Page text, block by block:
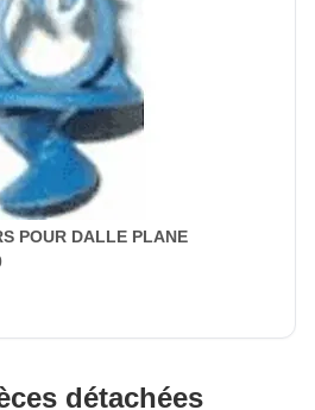
POUR DALLE PLANE
détachées